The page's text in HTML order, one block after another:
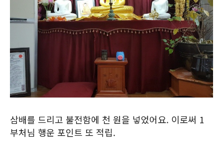
삼배를 드리고 불전함에 천 원을 넣었어요. 이로써 1
부처님 행운 포인트 또 적립.